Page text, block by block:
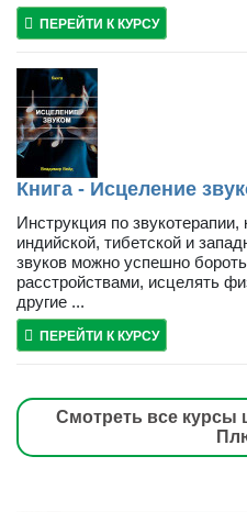
ПЕРЕЙТИ К КУРСУ
Книга - Исцеление
Инструкция по
индийской, тибетской и
звуков можно успешно
расстройствами, исцелять
другие ...
ПЕРЕЙТИ К КУРСУ
Смотреть все